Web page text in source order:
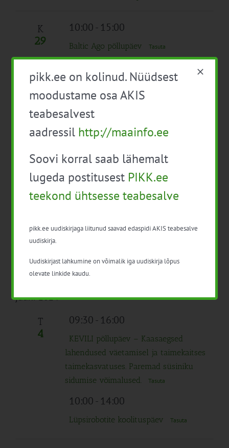
K
29
10:00- 15:00
Baltic Ago põllupäev Tasuta
30
09:00-
Nõustamismetoodika M01 (kolmas
10:00-15:00
Infopäev “Sertifitseeritud seemne
R
31
Põllu- ja maamajandusliku teabe- ning
innovatsioonisüsteemi arutelu
juuni 2024
T
4
09:30- 16:00
KEVILI põllupäev – Kaasaegsed
lahendused väetamisel ja taimekaitses
taimekasvatuses. Paremad süsiniku
sidumise võimalused.
Tasuta
10:00- 14:00
Lüpsirobotite koolituspäev Tasuta
pikk.ee on kolinud. Nüüdsest
moodustame osa AKIS
teabesalvest
aadressil http://maainfo.ee
Soovi korral saab lähemalt
lugeda postitusest PIKK.ee
teekond ühtsesse teabesalve
pikk.ee uudiskirjaga liitunud saavad edaspidi AKIS teabesalve
uudiskirja.
Uudiskirjast lahkumine on võimalik iga uudiskirja lõpus
olevate linkide kaudu.